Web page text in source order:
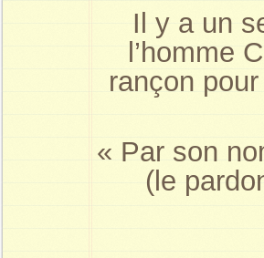
Il y a un
l’homme
rançon
« Par son
(le